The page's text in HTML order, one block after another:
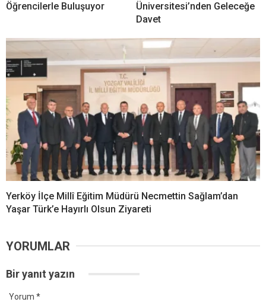
Öğrencilerle Buluşuyor
Üniversitesi’nden Geleceğe
Davet
Yerköy İlçe Millî Eğitim Müdürü Necmettin Sağlam’dan
Yaşar Türk’e Hayırlı Olsun Ziyareti
YORUMLAR
Bir yanıt yazın
Yorum *